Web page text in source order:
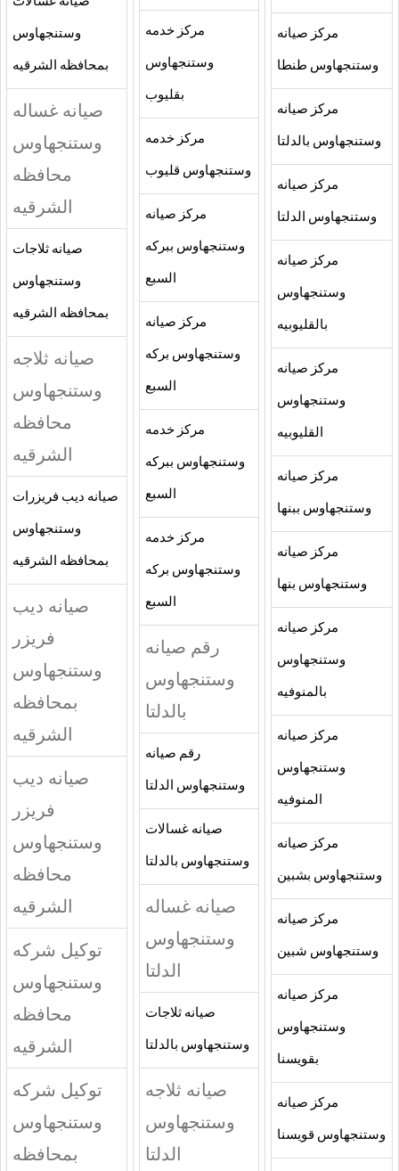
مركز صيانه
وستنجهاوس طنطا
مركز صيانه
وستنجهاوس بالدلتا
مركز صيانه
وستنجهاوس الدلتا
مركز صيانه
وستنجهاوس
بالقليوبيه
مركز صيانه
وستنجهاوس
القليوبيه
مركز صيانه
وستنجهاوس ببنها
مركز صيانه
وستنجهاوس بنها
مركز صيانه
وستنجهاوس
بالمنوفيه
مركز صيانه
وستنجهاوس
المنوفيه
مركز صيانه
وستنجهاوس بشبين
مركز صيانه
وستنجهاوس شبين
مركز صيانه
وستنجهاوس
بقويسنا
مركز صيانه
وستنجهاوس قويسنا
مركز خدمه
وستنجهاوس
بقليوب
مركز خدمه
وستنجهاوس قليوب
مركز صيانه
وستنجهاوس ببركه
السبع
مركز صيانه
وستنجهاوس بركه
السبع
مركز خدمه
وستنجهاوس ببركه
السبع
مركز خدمه
وستنجهاوس بركه
السبع
رقم صيانه
وستنجهاوس
بالدلتا
رقم صيانه
وستنجهاوس الدلتا
صيانه غسالات
وستنجهاوس بالدلتا
صيانه غساله
وستنجهاوس
الدلتا
صيانه ثلاجات
وستنجهاوس بالدلتا
صيانه ثلاجه
وستنجهاوس
الدلتا
وستنجهاوس
بمحافظه الشرقيه
صيانه غساله
وستنجهاوس
محافظه
الشرقيه
صيانه ثلاجات
وستنجهاوس
بمحافظه الشرقيه
صيانه ثلاجه
وستنجهاوس
محافظه
الشرقيه
صيانه ديب فريزرات
وستنجهاوس
بمحافظه الشرقيه
صيانه ديب
فريزر
وستنجهاوس
بمحافظه
الشرقيه
صيانه ديب
فريزر
وستنجهاوس
محافظه
الشرقيه
توكيل شركه
وستنجهاوس
محافظه
الشرقيه
توكيل شركه
وستنجهاوس
بمحافظه